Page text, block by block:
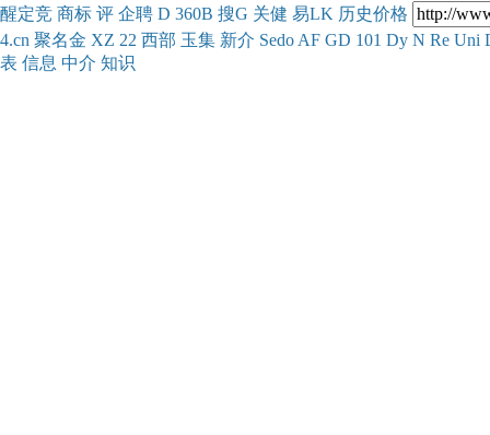
醒定竞 商标 评 企聘 D 360B 搜G 关健 易LK 历史价格
4.cn 聚名金 XZ 22 西部 玉集 新介 Sedo AF GD 101 Dy N Re Uni
表 信息 中介 知识